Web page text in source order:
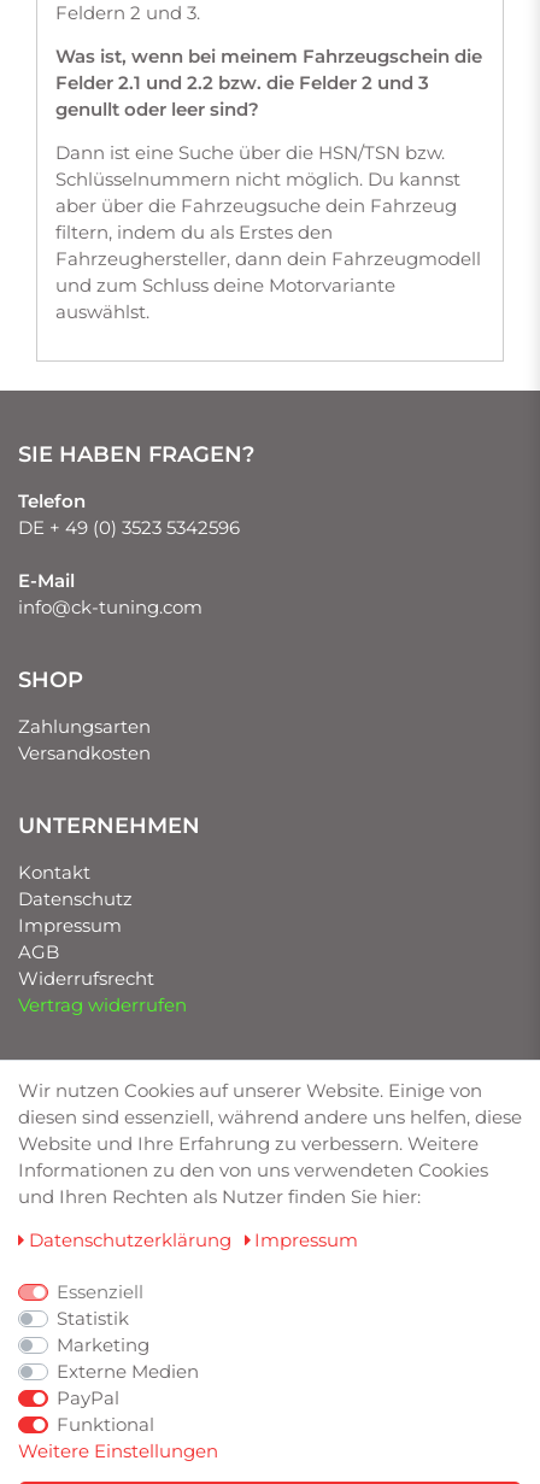
Feldern 2 und 3.
Was ist, wenn bei meinem Fahrzeugschein die
Felder 2.1 und 2.2 bzw. die Felder 2 und 3
genullt oder leer sind?
Dann ist eine Suche über die HSN/TSN bzw.
Schlüsselnummern nicht möglich. Du kannst
aber über die Fahrzeugsuche dein Fahrzeug
filtern, indem du als Erstes den
Fahrzeughersteller, dann dein Fahrzeugmodell
und zum Schluss deine Motorvariante
auswählst.
SIE HABEN FRAGEN?
Telefon
DE + 49 (0) 3523 5342596
E-Mail
info@ck-tuning.com
SHOP
Zahlungsarten
Versandkosten
UNTERNEHMEN
Kontakt
Datenschutz
Impressum
AGB
Widerrufsrecht
Vertrag widerrufen
UNSERE MARKEN
Bilstein von Deimann
Eibach
Friedrich Motorsport
Lowtec
TA Technix
RaceChip
ZAHLUNGSARTEN
Wir nutzen Cookies auf unserer Website. Einige von
diesen sind essenziell, während andere uns helfen, diese
Website und Ihre Erfahrung zu verbessern. Weitere
Informationen zu den von uns verwendeten Cookies
und Ihren Rechten als Nutzer finden Sie hier:
Daten­schutz­erklärung
Impressum
Essenziell
Statistik
Marketing
Externe Medien
PayPal
Funktional
Weitere Einstellungen